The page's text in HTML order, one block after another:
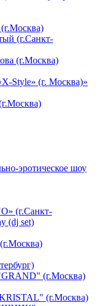
(г.Санкт-
(г.Москва)
Style» (г. Москва)»
эротическое шоу
(г.Санкт-
(dj set)
(г.Москва)
(г.Москва)